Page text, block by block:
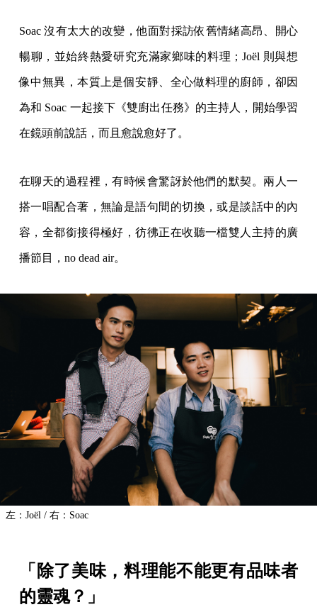
Soac 沒有太大的改變，他面對採訪依舊情緒高昂、開心
暢聊，並始終熱愛研究充滿家鄉味的料理；Joël 則與想
像中無異，本質上是個安靜、全心做料理的廚師，卻因
為和 Soac 一起接下《雙廚出任務》的主持人，開始學習
在鏡頭前說話，而且愈說愈好了。
在聊天的過程裡，有時候會驚訝於他們的默契。兩人一
搭一唱配合著，無論是語句間的切換，或是談話中的內
容，全都銜接得極好，彷彿正在收聽一檔雙人主持的廣
播節目，no dead air。
左：Joël / 右：Soac
「除了美味，料理能不能更有品味者
的靈魂？」